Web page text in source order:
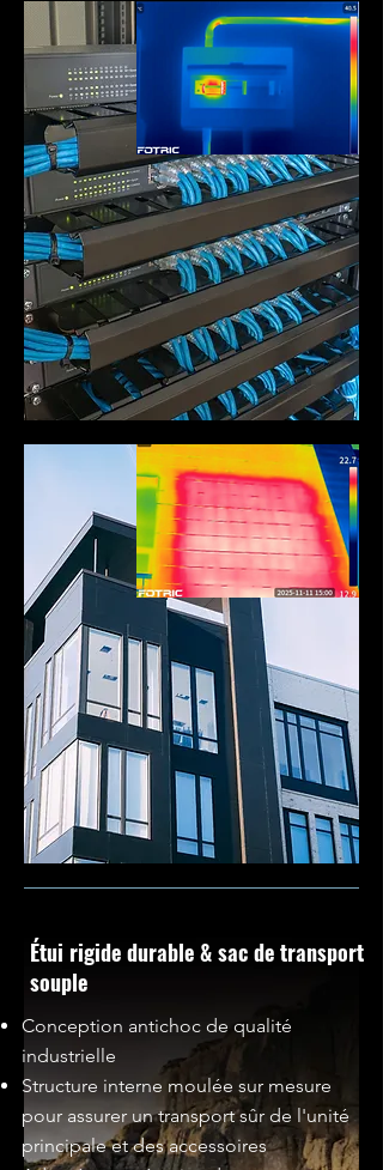
Étui rigide durable & sac de transport
souple
Conception antichoc de qualité
industrielle
Structure interne moulée sur mesure
pour assurer un transport sûr de l'unité
principale et des accessoires